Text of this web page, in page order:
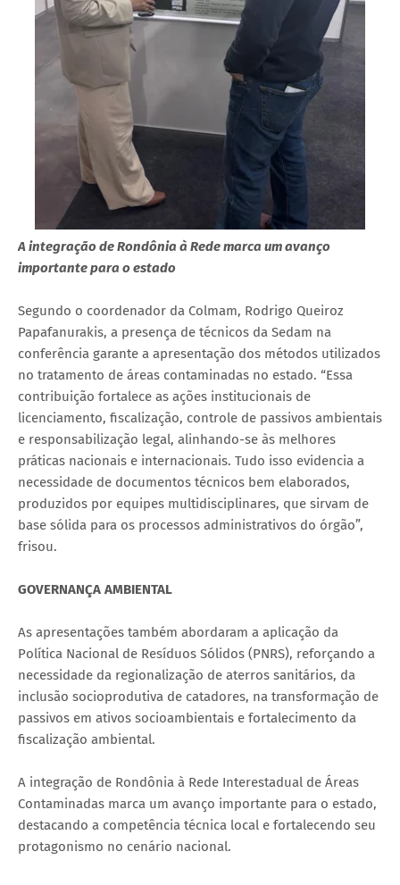
A integração de Rondônia à Rede marca um avanço
importante para o estado
Segundo o coordenador da Colmam, Rodrigo Queiroz
Papafanurakis, a presença de técnicos da Sedam na
conferência garante a apresentação dos métodos utilizados
no tratamento de áreas contaminadas no estado. “Essa
contribuição fortalece as ações institucionais de
licenciamento, fiscalização, controle de passivos ambientais
e responsabilização legal, alinhando-se às melhores
práticas nacionais e internacionais. Tudo isso evidencia a
necessidade de documentos técnicos bem elaborados,
produzidos por equipes multidisciplinares, que sirvam de
base sólida para os processos administrativos do órgão”,
frisou.
GOVERNANÇA AMBIENTAL
As apresentações também abordaram a aplicação da
Política Nacional de Resíduos Sólidos (PNRS), reforçando a
necessidade da regionalização de aterros sanitários, da
inclusão socioprodutiva de catadores, na transformação de
passivos em ativos socioambientais e fortalecimento da
fiscalização ambiental.
A integração de Rondônia à Rede Interestadual de Áreas
Contaminadas marca um avanço importante para o estado,
destacando a competência técnica local e fortalecendo seu
protagonismo no cenário nacional.